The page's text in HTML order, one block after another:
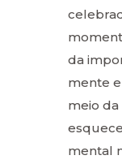
da
mente
meio da
mental